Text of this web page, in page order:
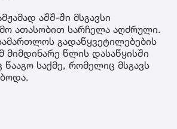
აშშ-ში მსგავსი
ათასობით სარჩელა აღძრული.
გადაწყვეტილებების
მიმდინარე წლის დასაწყისში
საქმე, რომელიც მსგავს